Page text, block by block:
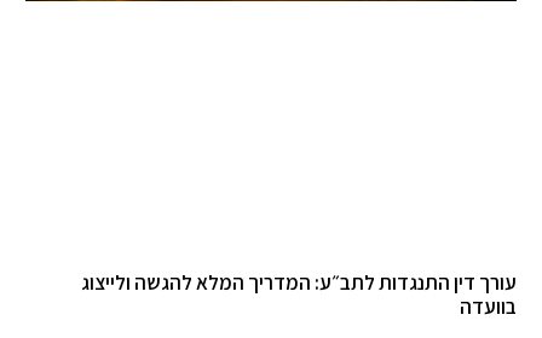
דין התנגדות לתב״ע: המדריך המלא להגשה ולייצוג